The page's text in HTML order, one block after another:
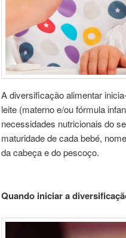
A diversificação alimentar
leite (materno e/ou fórmula
necessidades nutricionais do
maturidade de cada bebé,
da cabeça e do pescoço.
Quando iniciar a